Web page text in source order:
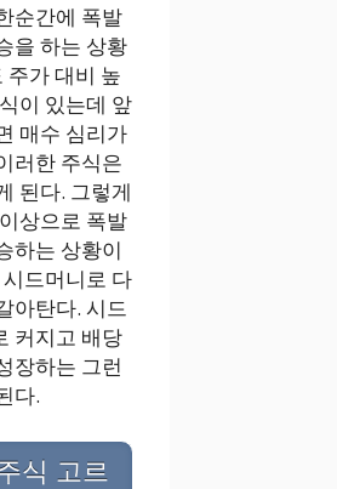
순간에 폭발
을 하는 상황
가 대비 높
이 있는데 앞
매수 심리가
러한 주식은
된다. 그렇게
상으로 폭발
하는 상황이
드머니로 다
아탄다. 시드
커지고 배당
장하는 그런
다.
식 고르